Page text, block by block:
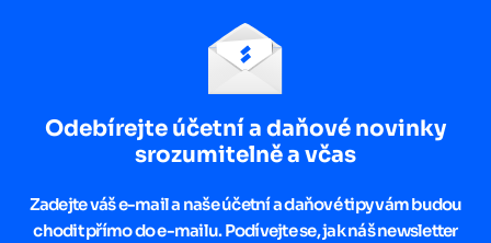
Odebírejte účetní a daňové novinky
srozumitelně a včas
Zadejte váš e-mail a naše účetní a daňové tipy vám budou
chodit přímo do e-mailu. Podívejte se, jak náš newsletter